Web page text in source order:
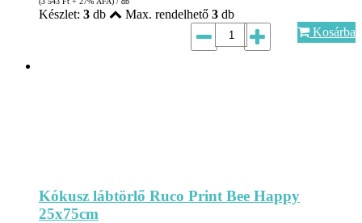
Készlet: 3 db Max. rendelhető 3 db
Kosárba
Kókusz lábtörlő Ruco Print Bee Happy
25x75cm